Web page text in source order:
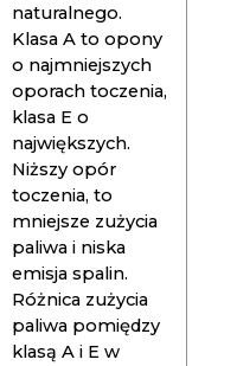
naturalnego.
Klasa A to opony
o najmniejszych
oporach toczenia,
klasa E o
największych.
Niższy opór
toczenia, to
mniejsze zużycia
paliwa i niska
emisja spalin.
Różnica zużycia
paliwa pomiędzy
klasą A i E w